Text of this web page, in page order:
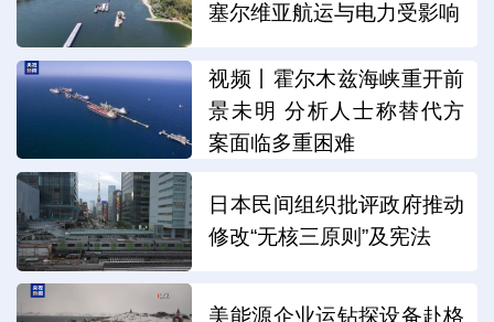
塞尔维亚航运与电力受影响
视频丨霍尔木兹海峡重开前
景未明 分析人士称替代方
案面临多重困难
日本民间组织批评政府推动
修改“无核三原则”及宪法
美能源企业运钻探设备赴格